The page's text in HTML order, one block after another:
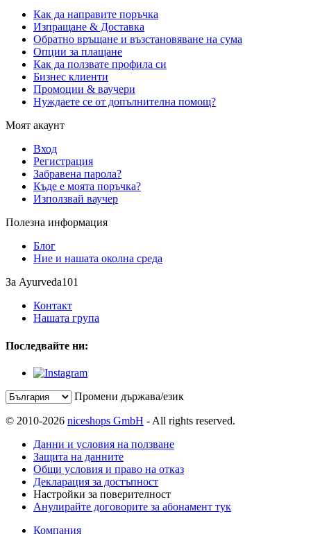
Как да направите поръчка
Изпращане & Доставка
Обратно връщане и възстановяване на сума
Опции за плащане
Как да ползвате профила си
Бизнес клиенти
Промоции & ваучери
Нуждаете се от допълнителна помощ?
Моят акаунт
Вход
Регистрация
Забравена парола?
Къде е моята поръчка?
Използвай ваучер
Полезна информация
Блог
Ние и нашата околна среда
За Ayurveda101
Контакт
Нашата група
Последвайте ни:
Промени държава/език
© 2010-2026 niceshops GmbH - All rights reserved.
Данни и условия на ползване
Защита на данните
Общи условия и право на отказ
Декларация за достъпност
Настройки за поверителност
Анулирайте договорите за абонамент тук
Компания